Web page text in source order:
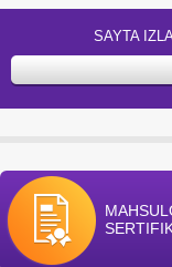
SAYTA